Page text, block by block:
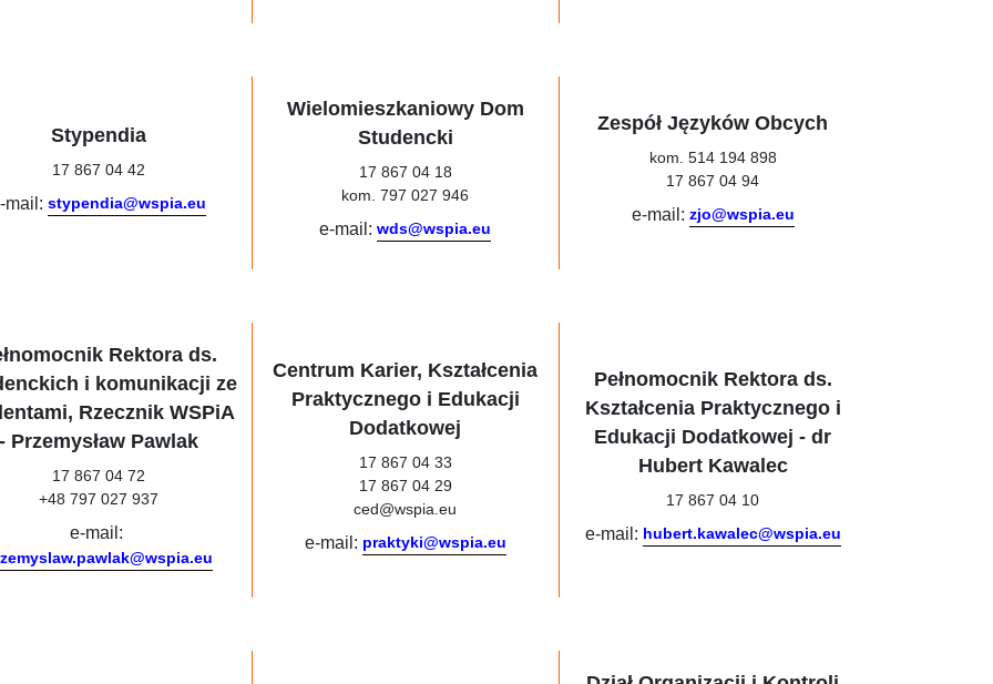
Stypendia
17 867 04 42
mail: stypendia@wspia.eu
Wielomieszkaniowy Dom
Studencki
17 867 04 18
kom. 797 027 946
e-mail: wds@wspia.eu
Zespół Języków Obcych
kom. 514 194 898
17 867 04 94
e-mail: zjo@wspia.eu
Rektora ds.
i komunikacji ze
Rzecznik WSPiA
- Przemysław Pawlak
17 867 04 72
+48 797 027 937
e-mail:
Centrum Karier, Kształcenia
Praktycznego i Edukacji
Dodatkowej
17 867 04 33
17 867 04 29
ced@wspia.eu
e-mail: praktyki@wspia.eu
Pełnomocnik Rektora ds.
Kształcenia Praktycznego i
Edukacji Dodatkowej - dr
Hubert Kawalec
17 867 04 10
e-mail: hubert.kawalec@wspia.eu